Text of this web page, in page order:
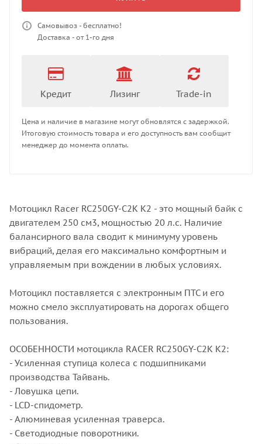
Самовывоз - бесплатно!
Доставка - от 1-го дня
Кредит Лизинг Trade-in
Цена и наличие в магазине могут обновлятся с задержкой.
Итоговую стоимость товара и его доступность вам сообщит
менеджер до момента оплаты.
Мотоцикл Racer RC250GY-C2K K2 - это мощный байк с
двигателем 250 см3, мощностью 20 л.с. Наличие
балансирного вала сводит к минимуму уровень
вибраций, делая его максимально комфортным и
управляемым при вождении в любых условиях.
Мотоцикл поставляется с электронным ПТС и его
можно смело эксплуатировать на дорогах общего
пользования.
ОСОБЕННОСТИ мотоцикла RACER RC250GY-C2K K2:
- Усиленная ступица колеса с подшипниками
производства Тайвань.
- Ловушка цепи.
- LCD-спидометр.
- Алюминевая усиленная траверса.
- Светодиодные поворотники.